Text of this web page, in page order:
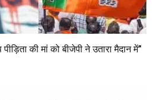
की मां को बीजेपी ने उतारा मैदान में”